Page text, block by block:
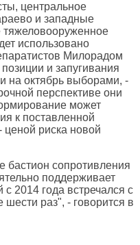
центральное
и западные
тяжеловооруженное
использовано
Милорадом
и запугивания
на октябрь выборами, -
перспективе они
может
к поставленной
ценой риска новой
бастион сопротивления
поддерживает
с 2014 года встречался с
раз", - говорится в